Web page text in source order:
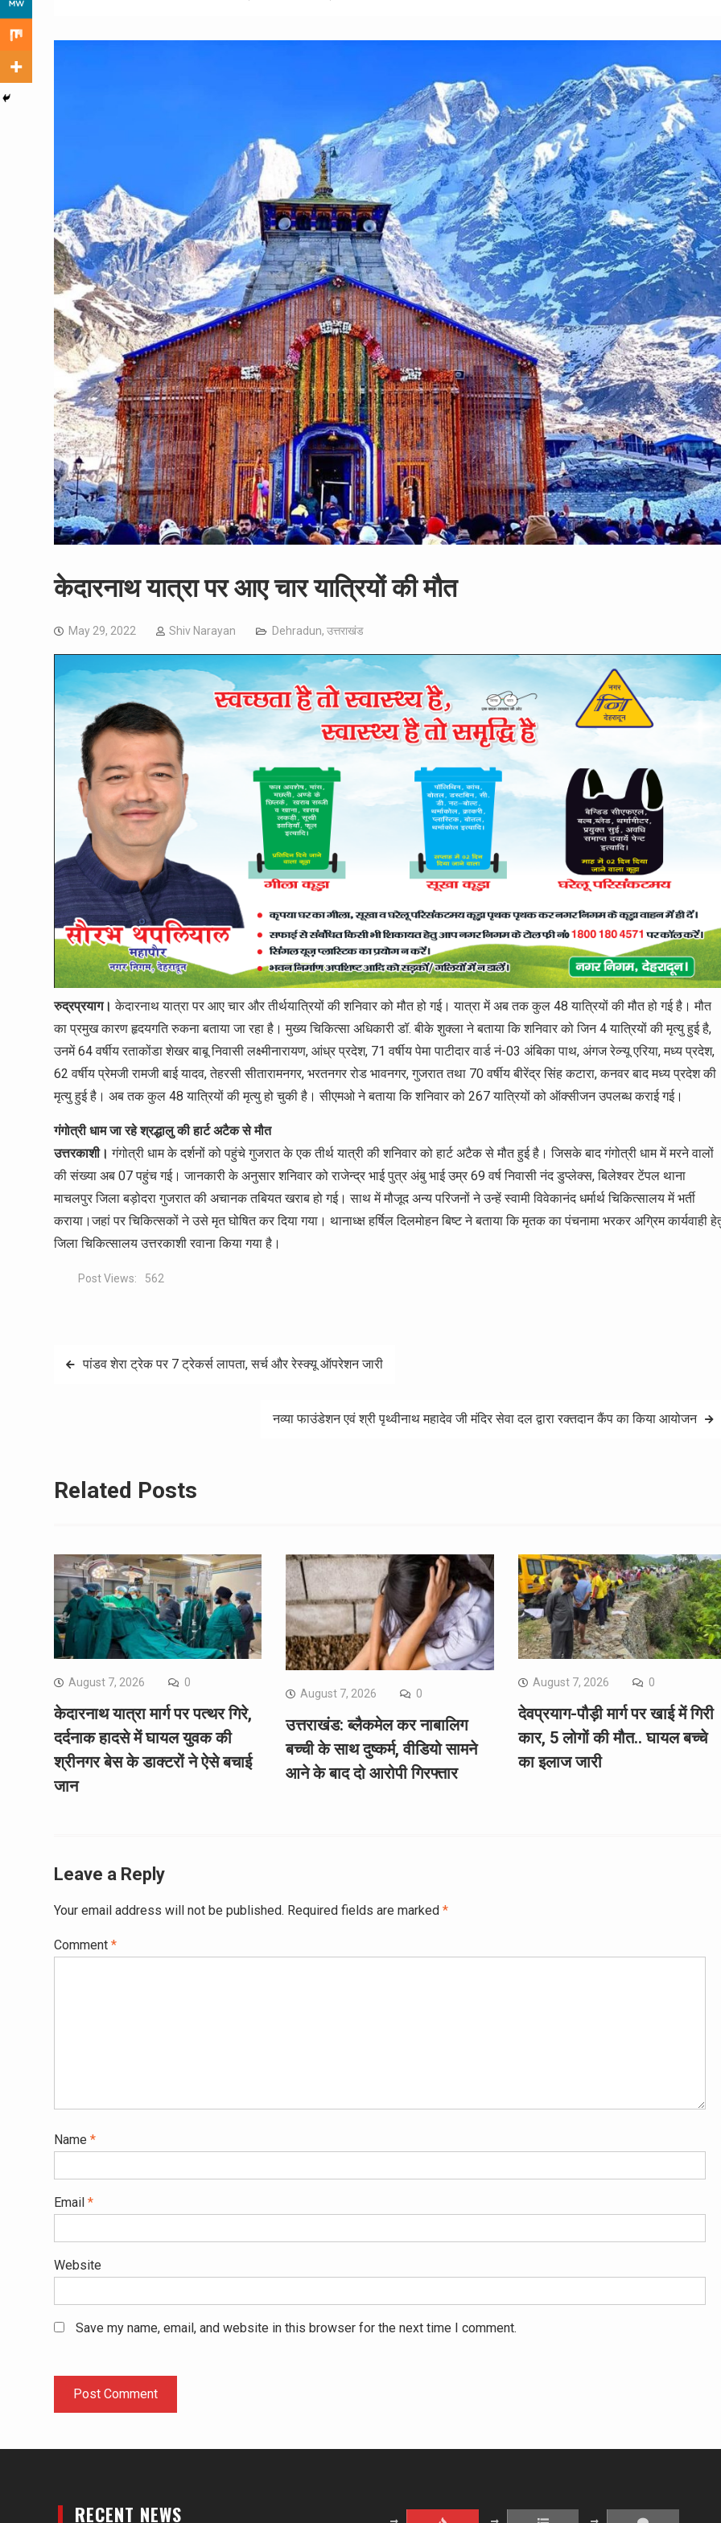
केदारनाथ यात्रा पर आए चार यात्रियों की मौत
May 29, 2022 Shiv Narayan Dehradun, उत्तराखंड
रुद्रप्रयाग। केदारनाथ यात्रा पर आए चार और तीर्थयात्रियों की शनिवार को मौत हो गई। यात्रा में अब तक कुल 48 यात्रियों की मौत हो गई है। मौत
का प्रमुख कारण हृदयगति रुकना बताया जा रहा है। मुख्य चिकित्सा अधिकारी डॉ. बीके शुक्ला ने बताया कि शनिवार को जिन 4 यात्रियों की मृत्यु हुई है,
उनमें 64 वर्षीय रताकोंडा शेखर बाबू निवासी लक्ष्मीनारायण, आंध्र प्रदेश, 71 वर्षीय पेमा पाटीदार वार्ड नं-03 अंबिका पाथ, अंगज रेव्न्यू एरिया, मध्य प्रदेश,
62 वर्षीय प्रेमजी रामजी बाई यादव, तेहरसी सीतारामनगर, भरतनगर रोड भावनगर, गुजरात तथा 70 वर्षीय बीरेंद्र सिंह कटारा, कनवर बाद मध्य प्रदेश की
मृत्यु हुई है। अब तक कुल 48 यात्रियों की मृत्यु हो चुकी है। सीएमओ ने बताया कि शनिवार को 267 यात्रियों को ऑक्सीजन उपलब्ध कराई गई।
गंगोत्री धाम जा रहे श्रद्धालु की हार्ट अटैक से मौत
उत्तरकाशी। गंगोत्री धाम के दर्शनों को पहुंचे गुजरात के एक तीर्थ यात्री की शनिवार को हार्ट अटैक से मौत हुई है। जिसके बाद गंगोत्री धाम में मरने वालों
की संख्या अब 07 पहुंच गई। जानकारी के अनुसार शनिवार को राजेन्द्र भाई पुत्र अंबु भाई उम्र 69 वर्ष निवासी नंद डुप्लेक्स, बिलेश्वर टेंपल थाना
माचलपुर जिला बड़ोदरा गुजरात की अचानक तबियत खराब हो गई। साथ में मौजूद अन्य परिजनों ने उन्हें स्वामी विवेकानंद धर्मार्थ चिकित्सालय में भर्ती
कराया।जहां पर चिकित्सकों ने उसे मृत घोषित कर दिया गया। थानाध्क्ष हर्षिल दिलमोहन बिष्ट ने बताया कि मृतक का पंचनामा भरकर अग्रिम कार्यवाही
जिला चिकित्सालय उत्तरकाशी रवाना किया गया है।
Post Views: 562
Postपांडव शेरा ट्रेक पर 7 ट्रेकर्स लापता, सर्च और रेस्क्यू ऑपरेशन जारी
नव्या फाउंडेशन एवं श्री पृथ्वीनाथ महादेव जी मंदिर सेवा दल द्वारा रक्तदान कैंप का किया आयोजन
Related Posts
August 7, 2026 0
केदारनाथ यात्रा मार्ग पर पत्थर गिरे,
दर्दनाक हादसे में घायल युवक की
श्रीनगर बेस के डाक्टरों ने ऐसे बचाई
जान
August 7, 2026 0
उत्तराखंड: ब्लैकमेल कर नाबालिग
बच्ची के साथ दुष्कर्म, वीडियो सामने
आने के बाद दो आरोपी गिरफ्तार
August 7, 2026 0
देवप्रयाग-पौड़ी मार्ग पर खाई में गिरी
कार, 5 लोगों की मौत.. घायल बच्चे
का इलाज जारी
Leave a Reply
Your email address will not be published. Required fields are marked *
Comment *
Name *
Email *
Website
Save my name, email, and website in this browser for the next time I comment.
RECENT NEWS